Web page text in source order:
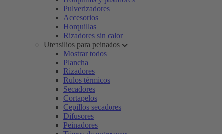
Pulverizadores
Accesorios
Horquillas
Rizadores sin calor
Utensilios para peinados
Mostrar todos
Plancha
Rizadores
Rulos térmicos
Secadores
Cortapelos
Cepillos secadores
Difusores
Peinadores